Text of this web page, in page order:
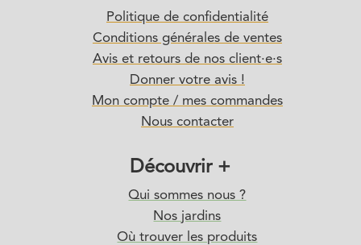
Politique de confidentialité
Conditions générales de ventes
Avis et retours de nos client·e·s
Donner votre avis !
Mon compte / mes commandes
Nous contacter
Découvrir +
Qui sommes nous ?
Nos jardins
Où trouver les produits